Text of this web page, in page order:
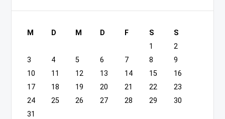
M D M D F S
S
1
2
3
4 5 6 7 8
9
10
11 12 13 14 15
16
17
18 19 20 21 22
23
24
25 26 27 28 29
30
31